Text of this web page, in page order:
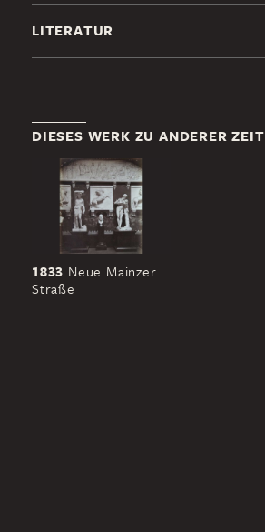
LITERATUR
DIESES WERK ZU ANDERER ZEIT
1833 Neue Mainzer
Straße